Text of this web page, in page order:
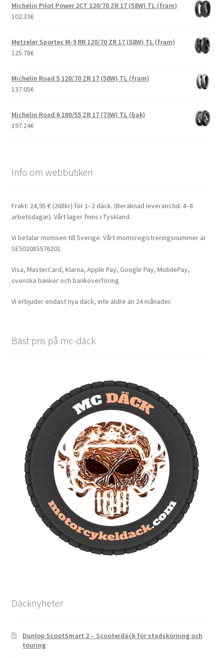
Michelin Pilot Power 2CT 120/70 ZR 17 (58W) TL (fram)
102.33€
Metzeler Sportec M-9 RR 120/70 ZR 17 (58W) TL (fram)
125.78€
Michelin Road 5 120/70 ZR 17 (58W) TL (fram)
137.05€
Michelin Road 6 180/55 ZR 17 (73W) TL (bak)
197.24€
Info om webbutiken
Frakt: 24,95 € (268kr) för 1–2 däck. (Beräknad leveranstid: 4–8
arbetsdagar). Vårt lager finns i Tyskland.
Vi betalar momsen till Sverige. Vårt momsregistreringsnummer är
SE502085576201.
Visa, MasterCard, Klarna, Apple Pay, Google Pay, MobilePay,
svenska banker och banköverföring.
Vi erbjuder endast nya däck, inte äldre än 24 månader.
Bäst pris på mc-däck
Däcknyheter
Dunlop ScootSmart 2 – Scooterdäck för stadskörning och
touring